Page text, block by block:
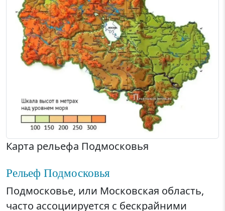
Карта рельефа Подмосковья
Рельеф Подмосковья
Подмосковье, или Московская область,
часто ассоциируется с бескрайними